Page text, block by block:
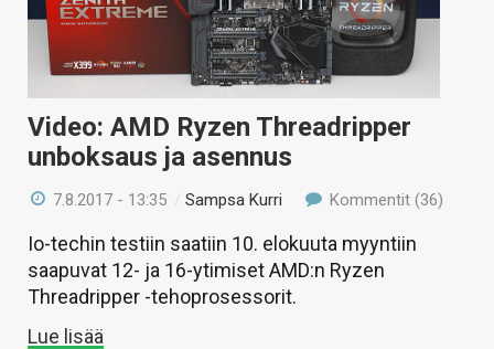
KAUPPA
VAIHDA TEEMA
HAKU
Video: AMD Ryzen Threadripper
unboksaus ja asennus
7.8.2017 - 13:35 /Sampsa Kurri Kommentit (36)
Io-techin testiin saatiin 10. elokuuta myyntiin
saapuvat 12- ja 16-ytimiset AMD:n Ryzen
Threadripper -tehoprosessorit.
Lue lisää